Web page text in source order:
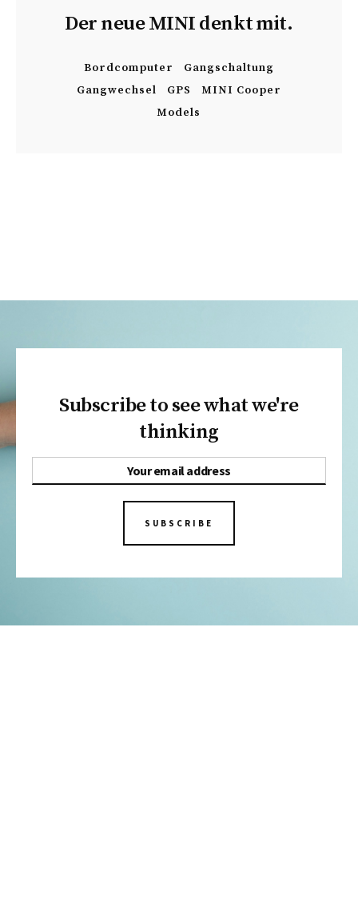
Der neue MINI denkt mit.
Bordcomputer
Gangschaltung
Gangwechsel
GPS
MINI Cooper
Models
Subscribe to see what we're
thinking
SUBSCRIBE